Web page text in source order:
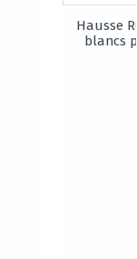
Hausse
blancs